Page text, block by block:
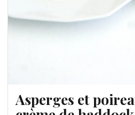
Asperges et